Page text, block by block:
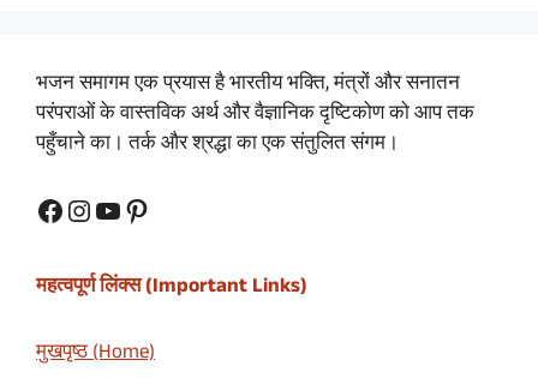
भजन समागम एक प्रयास है भारतीय भक्ति, मंत्रों और सनातन
परंपराओं के वास्तविक अर्थ और वैज्ञानिक दृष्टिकोण को आप तक
पहुँचाने का। तर्क और श्रद्धा का एक संतुलित संगम।
Facebook
Instagram
YouTube
Pinterest
महत्वपूर्ण लिंक्स (Important Links)
मुखपृष्ठ (Home)